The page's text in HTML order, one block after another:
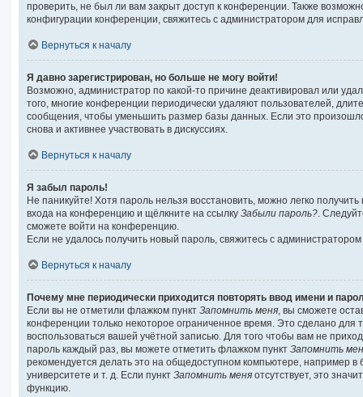
проверить, не был ли вам закрыт доступ к конференции. Также
конфигурации конференции, свяжитесь с администратором для
Вернуться к началу
Я давно зарегистрирован, но больше не могу войти!
Возможно, администратор по какой-то причине деактивировал или
того, многие конференции периодически удаляют пользователей,
сообщения, чтобы уменьшить размер базы данных. Если это
снова и активнее участвовать в дискуссиях.
Вернуться к началу
Я забыл пароль!
Не паникуйте! Хотя пароль нельзя восстановить, можно легко
входа на конференцию и щёлкните на ссылку Забыли пароль?.
сможете войти на конференцию.
Если не удалось получить новый пароль, свяжитесь с
Вернуться к началу
Почему мне периодически приходится повторять ввод имени и
Если вы не отметили флажком пункт Запомнить меня, вы сможете
конференции только некоторое ограниченное время. Это сделано для
воспользоваться вашей учётной записью. Для того чтобы вам не
пароль каждый раз, вы можете отметить флажком пункт Запомнить
рекомендуется делать это на общедоступном компьютере, например в
университете и т. д. Если пункт Запомнить меня отсутствует, это
функцию.